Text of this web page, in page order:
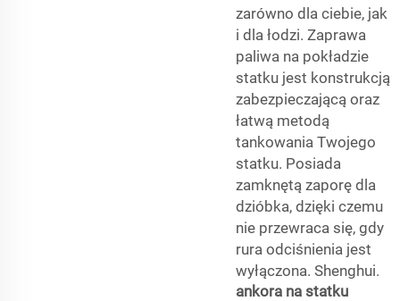
zarówno dla ciebie, jak
i dla łodzi. Zaprawa
paliwa na pokładzie
statku jest konstrukcją
zabezpieczającą oraz
łatwą metodą
tankowania Twojego
statku. Posiada
zamknętą zaporę dla
dzióbka, dzięki czemu
nie przewraca się, gdy
rura odciśnienia jest
wyłączona. Shenghui.
ankora na statku